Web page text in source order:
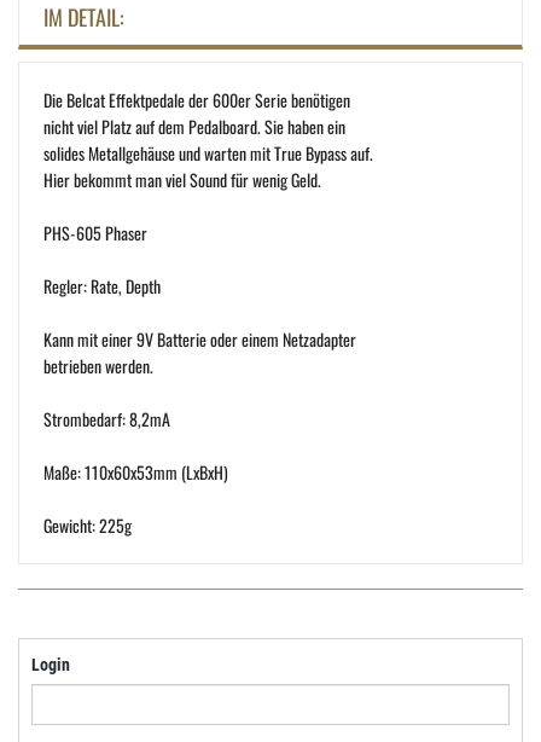
IM DETAIL:
Die Belcat Effektpedale der 600er Serie benötigen
nicht viel Platz auf dem Pedalboard. Sie haben ein
solides Metallgehäuse und warten mit True Bypass auf.
Hier bekommt man viel Sound für wenig Geld.
PHS-605 Phaser
Regler: Rate, Depth
Kann mit einer 9V Batterie oder einem Netzadapter
betrieben werden.
Strombedarf: 8,2mA
Maße: 110x60x53mm (LxBxH)
Gewicht: 225g
Login